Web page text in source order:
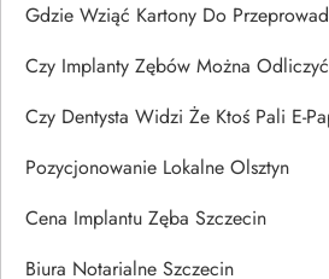
Gdzie Wziąć Kartony Do
Czy Implanty Zębów Można
Czy Dentysta Widzi Że Ktoś Pali E-
Pozycjonowanie Lokalne Olsztyn
Cena Implantu Zęba Szczecin
Biura Notarialne Szczecin